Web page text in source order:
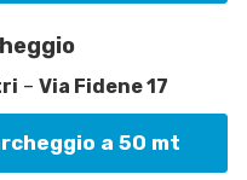
– Via Fidene 17
a 50 mt